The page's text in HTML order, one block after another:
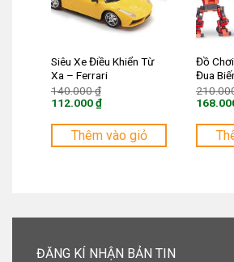
Siêu Xe Điều Khiển Từ
Xa – Ferrari
140.000₫
140.000 ₫.
112.000₫
hiện
là:
Thêm vào giỏ
Đồ
Đua
hiện
là:
ĐĂNG KÍ NHẬN BẢN TIN